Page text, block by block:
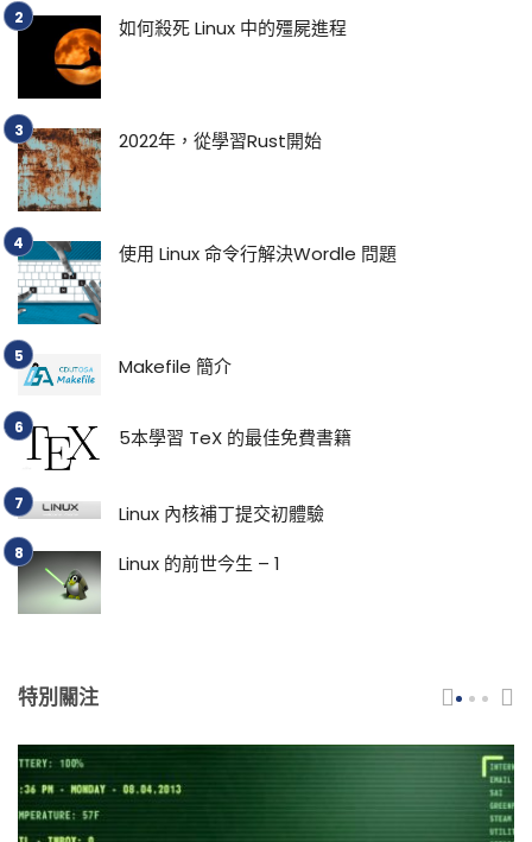
如何殺死 Linux 中的殭屍進程
2022年，從學習Rust開始
使用 Linux 命令行解決Wordle 問題
Makefile 簡介
5本學習 TeX 的最佳免費書籍
Linux 內核補丁提交初體驗
Linux 的前世今生 – 1
特別關注